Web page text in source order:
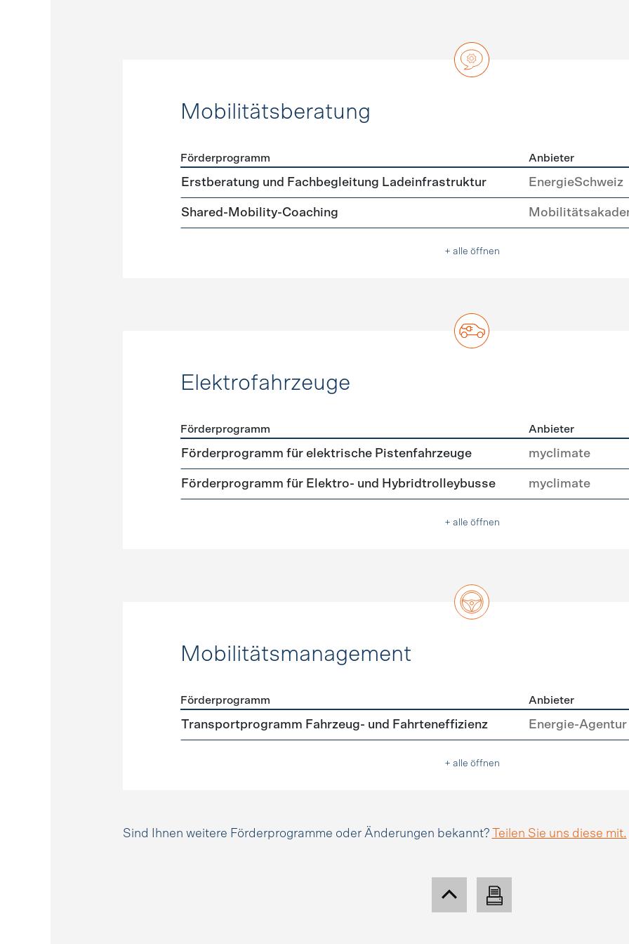
Mobilitätsberatung
Förderprogramme Mobilitätsberatung
Förderprogramm Anbieter
Erstberatung und Fachbegleitung Ladeinfrastruktur EnergieSchweiz
Shared-Mobility-Coaching
+ alle öffnen
Elektrofahrzeuge
Förderprogramme Elektrofahrzeuge
Förderprogramm Anbieter
Förderprogramm für elektrische Pistenfahrzeuge myclimate
Förderprogramm für Elektro- und Hybridtrolleybusse myclimate
+ alle öffnen
Mobilitätsmanagement
Förderprogramme Mobilitätsmanagement
Förderprogramm Anbieter
Transportprogramm Fahrzeug- und Fahrteneffizienz Energie-
+ alle öffnen
Sind Ihnen weitere Förderprogramme oder Änderungen bekannt? Teilen Sie uns diese mit.